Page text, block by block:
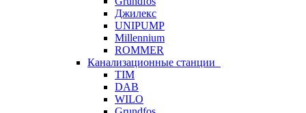
Джилекс
UNIPUMP
Millennium
ROMMER
Канализационные станции
TIM
DAB
WILO